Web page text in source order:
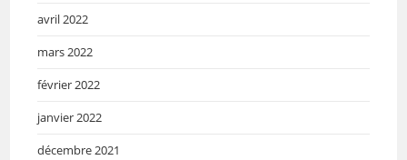
avril 2022
mars 2022
février 2022
janvier 2022
décembre 2021